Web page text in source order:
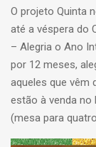
O projeto Quinta
até a véspera do
– Alegria o Ano
por 12 meses,
aqueles que vêm
estão à venda no
(mesa para